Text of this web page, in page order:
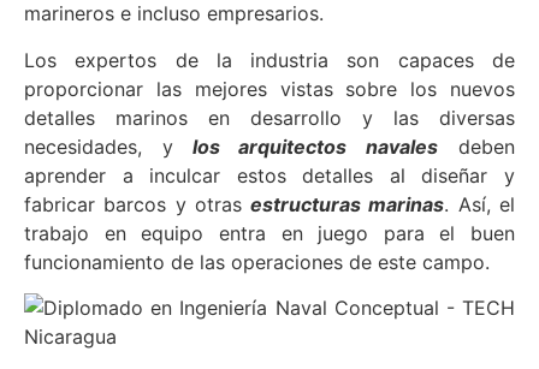
marineros e incluso empresarios.
Los expertos de la industria son capaces de
proporcionar las mejores vistas sobre los nuevos
detalles marinos en desarrollo y las diversas
necesidades, ylos arquitectos navales deben
aprender a inculcar estos detalles al diseñar y
fabricar barcos y otras estructuras marinas. Así, el
trabajo en equipo entra en juego para el buen
funcionamiento de las operaciones de este campo.